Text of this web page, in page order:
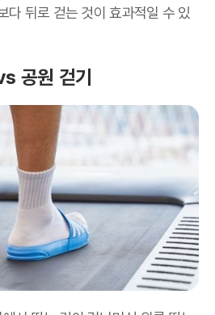
다 뒤로 걷는 것이 효과적일 수 있
공원 걷기